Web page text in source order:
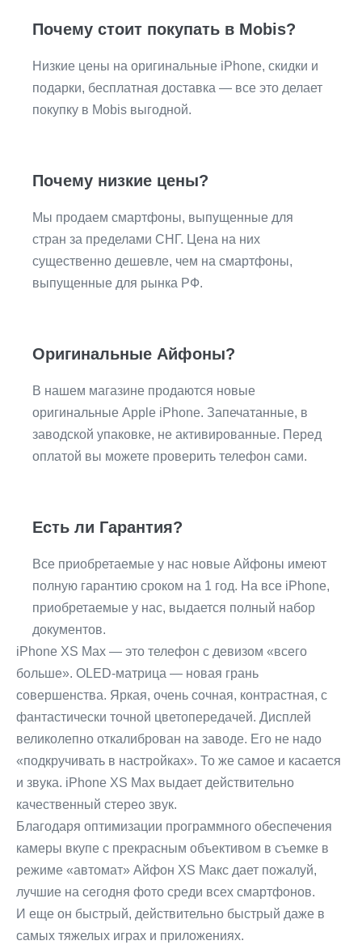
Почему стоит покупать в Mobis?
Низкие цены на оригинальные iPhone, скидки и
подарки, бесплатная доставка — все это делает
покупку в Mobis выгодной.
Почему низкие цены?
Мы продаем смартфоны, выпущенные для
стран за пределами СНГ. Цена на них
существенно дешевле, чем на смартфоны,
выпущенные для рынка РФ.
Оригинальные Айфоны?
В нашем магазине продаются новые
оригинальные Apple iPhone. Запечатанные, в
заводской упаковке, не активированные. Перед
оплатой вы можете проверить телефон сами.
Есть ли Гарантия?
Все приобретаемые у нас новые Айфоны имеют
полную гарантию сроком на 1 год. На все iPhone,
приобретаемые у нас, выдается полный набор
документов.
iPhone XS Max — это телефон с девизом «всего
больше». OLED-матрица — новая грань
совершенства. Яркая, очень сочная, контрастная, с
фантастически точной цветопередачей. Дисплей
великолепно откалиброван на заводе. Его не надо
«подкручивать в настройках». То же самое и касается
и звука. iPhone XS Max выдает действительно
качественный стерео звук.
Благодаря оптимизации программного обеспечения
камеры вкупе с прекрасным объективом в съемке в
режиме «автомат» Айфон XS Макс дает пожалуй,
лучшие на сегодня фото среди всех смартфонов.
И еще он быстрый, действительно быстрый даже в
самых тяжелых играх и приложениях.